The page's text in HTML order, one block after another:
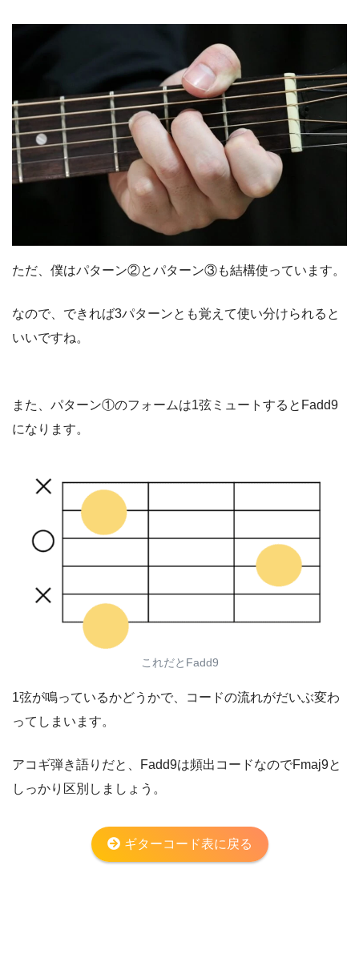
ただ、僕はパターン②とパターン③も結構使っています。
なので、できれば3パターンとも覚えて使い分けられると
いいですね。
また、パターン①のフォームは1弦ミュートするとFadd9
になります。
これだとFadd9
1弦が鳴っているかどうかで、コードの流れがだいぶ変わ
ってしまいます。
アコギ弾き語りだと、Fadd9は頻出コードなのでFmaj9と
しっかり区別しましょう。
ギターコード表に戻る